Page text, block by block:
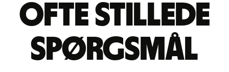
Ofte stillede
spørgsmål